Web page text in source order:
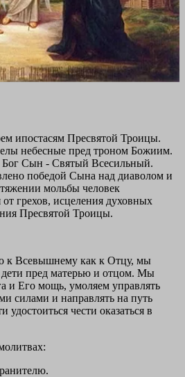
ипостасям Пресвятой Троицы.
небесные пред троном Божиим.
Сын - Святый Всесильный.
победой Сына над диаволом и
мольбы человек
грехов, исцеления духовных
Пресвятой Троицы.
к Всевышнему как к Отцу, мы
пред матерью и отцом. Мы
и Его мощь, умоляем управлять
силами и направлять на путь
чести оказаться в